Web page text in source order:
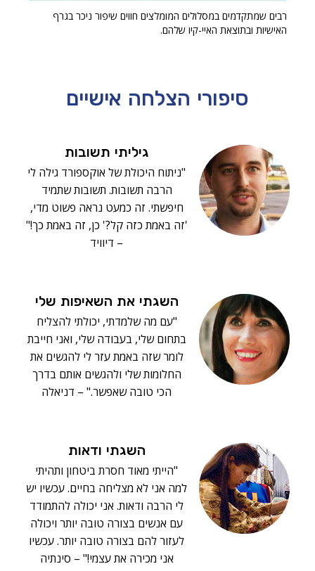
רבים שמתקדמים במסלולים המומלצים חווים שיפור ניכר בגרף
האישיות ובתוצאת האיי-קיו שלהם.
סיפורי הצלחה אישיים
גיליתי תשובות
"ניתוח היכולת של אוקספורד גילה לי
הרבה תשובות. תשובות שתמיד
חיפשתי. זה כמעט נראה פשוט מדי,
'זה באמת כזה קל?' כן, זה באמת כך!"
– דיוויד
השגתי את השאיפות שלי
"עם מה שלמדתי, יכולתי להצליח
בתחום שלי, בעבודה שלי, ואני חייבת
לומר שזה באמת עזר לי להגשים את
החלומות שלי ולהגשים אותם בדרך
הכי טובה שאפשר." – דניאלה
השגתי ודאות
"הייתי מאוד חסרת ביטחון ותהיתי
למה אני לא מצליחה בחיים. עכשיו יש
לי הרבה ודאות. אני יכולה להתמודד
עם אנשים בצורה טובה יותר ויכולה
לעזור להם בצורה טובה יותר. עכשיו
אני מכירה את עצמי!" – סינתיה